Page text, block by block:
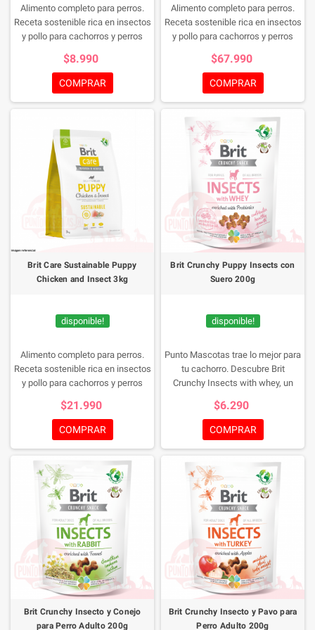
insaturados omega-3,
condroprotectores y levadura de
cerveza favorece el correcto
desarrollo y crecimiento del
vida.
insaturados omega-3,
condroprotectores y levadura de
cerveza favorece el correcto
desarrollo y crecimiento del
vida.
Alimento completo para perros.
Receta sostenible rica en insectos
y pollo para cachorros y perros
todas las razas.
$8.990
COMPRAR
Alimento completo para perros.
Receta sostenible rica en insectos
y pollo para cachorros y perros
todas las razas.
$67.990
COMPRAR
Brit Care Sustainable Puppy
Chicken and Insect 3kg
disponible!
Alimento completo para perros.
Receta sostenible rica en insectos
y pollo para cachorros y perros
todas las razas.
$21.990
COMPRAR
Brit Crunchy Puppy Insects con
Suero 200g
disponible!
Punto Mascotas trae lo mejor para
tu cachorro. Descubre Brit
Crunchy Insects with whey, un
insectos, suero y probióticos. Sus
huesos crujientes y nutritivos
estimulan el crecimiento sano y el
desarrollo. ¡Opta por esta deliciosa
recompensa que promueve su
bienestar!¡Compra ya y dale a tu
cachorro la nutrición que se
merece!Envase de 200g
$6.290
COMPRAR
Brit Crunchy Insecto y Conejo
para Perro Adulto 200g
Brit Crunchy Insecto y Pavo para
Perro Adulto 200g